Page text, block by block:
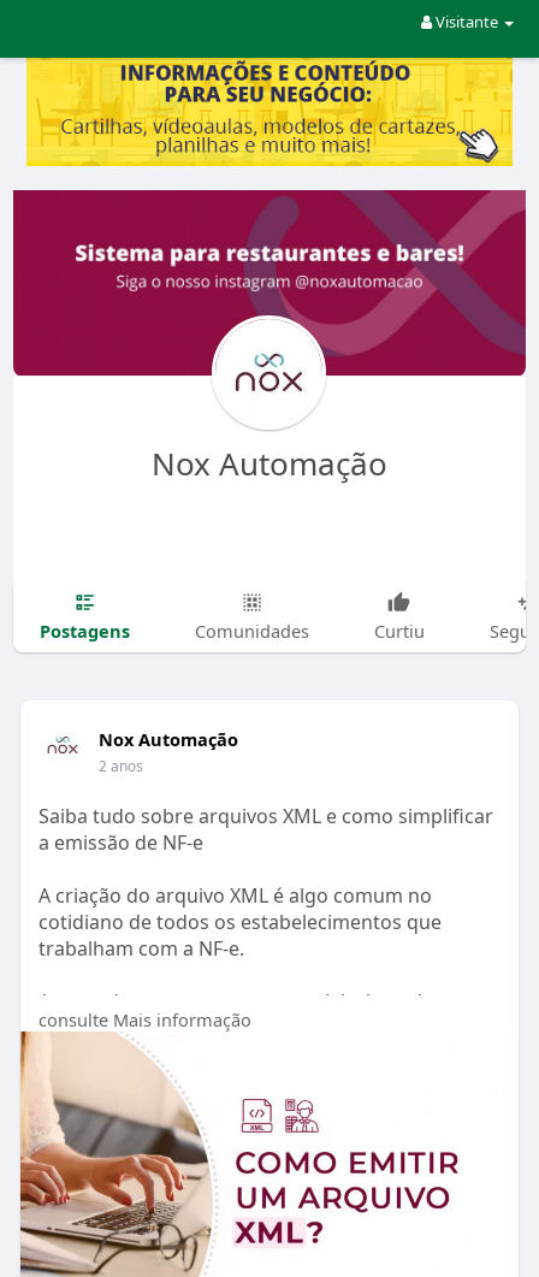
Visitante
Nox Automação
Postagens Comunidades Curtiu
Nox Automação
2 anos
Saiba tudo sobre arquivos XML e como simplificar
a emissão de NF-e
A criação do arquivo XML é algo comum no
cotidiano de todos os estabelecimentos que
trabalham com a NF-e.
Apesar de ser um passo essencial, ele pode se
tornar um gargalo na produtividade do seu
negócio se não for executado de maneira
eficiente. A boa notícia é que existe um jeito mais
rápido, simples e integrado de lidar com isso!
No blog da Nox, exploramos como otimizar a
emissão de XML, seja utilizando o portal da SEFAZ
ou contando com as soluções automatizadas do
NoxMob Fácil.
consulte Mais informação